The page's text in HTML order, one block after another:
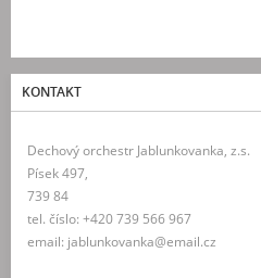
KONTAKT
Dechový orchestr Jablunkovanka, z.s.
Písek 497,
739 84
tel. číslo: +420 739 566 967
email: jablunkovanka@email.cz